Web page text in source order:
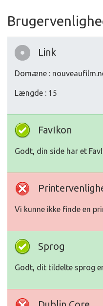
Link
Domæne :
Længde : 15
FavIkon
Godt, din side har et
Vi kunne ikke finde en
Sprog
Godt, dit tildelte sprog